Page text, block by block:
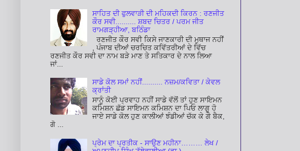
ਸਾਹਿਤ ਦੀ ਫੁਲਵਾੜੀ ਦੀ ਮਹਿਕਦੀ ਕਿਰਨ : ਰਣਜੀਤ
ਕੌਰ ਸਵੀ.......... ਸ਼ਬਦ ਚਿਤਰ / ਪਰਮ ਜੀਤ
ਰਾਮਗੜ੍ਹੀਆ, ਬਠਿੰਡਾ
ਰਣਜੀਤ ਕੌਰ ਸਵੀ ਕਿਸੇ ਜਾਣਕਾਰੀ ਦੀ ਮੁਥਾਜ ਨਹੀਂ
, ਪੰਜਾਬ ਦੀਆਂ ਚਰਚਿਤ ਕਵਿੱਤਰੀਆਂ ਦੇ ਵਿੱਚ
ਰਣਜੀਤ ਕੌਰ ਸਵੀ ਦਾ ਨਾਮ ਬੜੇ ਮਾਣ ਤੇ ਸਤਿਕਾਰ ਦੇ ਨਾਲ ਲਿਆ
ਜਾਂ...
ਸਾਡੇ ਕੋਲ ਸਮਾਂ ਨਹੀਂ.......... ਨਜ਼ਮ/ਕਵਿਤਾ / ਕੇਵਲ
ਕ੍ਰਾਂਤੀ
ਸਾਨੂੰ ਕੋਈ ਪ੍ਰਵਾਹ ਨਹੀਂ ਸਾਡੇ ਵੱਲੋਂ ਤਾਂ ਹੁਣ ਸਾਇਮਨ
ਕਮਿਸ਼ਨ ਛੱਡ ਸਾਇਮਨ ਕਮਿਸ਼ਨ ਦਾ ਪਿਓ ਲਾਗੂ ਹੋ
ਜਾਏ ਸਾਡੇ ਕੋਲ ਹੁਣ ਕਾਲੀਆਂ ਝੰਡੀਆਂ ਚੱਕ ਕੇ ਗੋ ਬੈਕ,
ਗੋ ...
ਪ੍ਰੇਮ ਦਾ ਪ੍ਰਤੀਕ - ਸਾਉਣ ਮਹੀਨਾ……… ਲੇਖ /